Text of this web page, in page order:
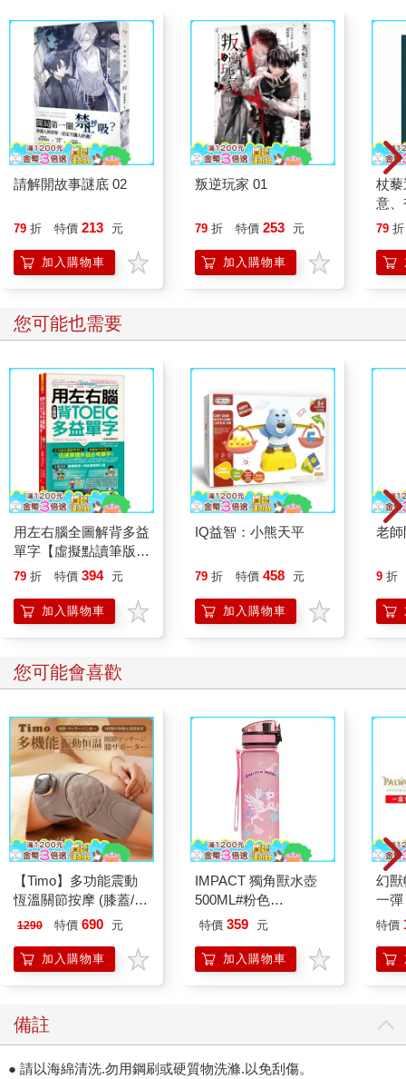
請解開故事謎底 02
79 折 特價 213 元
加入購物車
叛逆玩家 01
79 折 特價 253 元
加入購物車
杖
意
恭
79 折
您可能也需要
用左右腦全圖解背多益
單字【虛擬點讀筆版】
(附「Youtor App」內
水書套)
79 折 特價 394 元
加入購物車
IQ益智：小熊天平
79 折 特價 458 元
加入購物車
老
9 折
您可能會喜歡
【Timo】多功能震動
恆溫關節按摩 (膝蓋/
肩/手肘通用) 無線充電
膝熱敷 【單入組】
1290 特價 690 元
加入購物車
IMPACT 獨角獸水壺
500ML#粉色
IM00B11PK
特價 359 元
加入購物車
幻
一彈
特價
備註
● 請以海綿清洗.勿用鋼刷或硬質物洗滌.以免刮傷。